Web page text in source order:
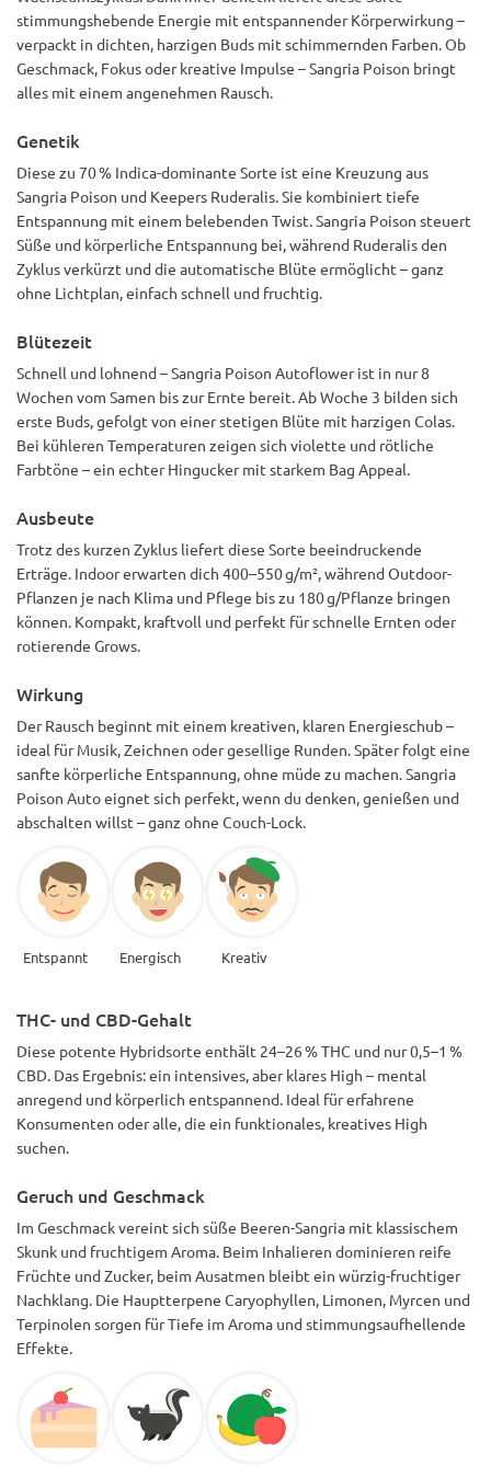
stimmungshebende Energie mit entspannender Körperwirkung –
verpackt in dichten, harzigen Buds mit schimmernden Farben. Ob
Geschmack, Fokus oder kreative Impulse – Sangria Poison bringt
alles mit einem angenehmen Rausch.
Genetik
Diese zu 70 % Indica-dominante Sorte ist eine Kreuzung aus
Sangria Poison und Keepers Ruderalis. Sie kombiniert tiefe
Entspannung mit einem belebenden Twist. Sangria Poison steuert
Süße und körperliche Entspannung bei, während Ruderalis den
Zyklus verkürzt und die automatische Blüte ermöglicht – ganz
ohne Lichtplan, einfach schnell und fruchtig.
Blütezeit
Schnell und lohnend – Sangria Poison Autoflower ist in nur 8
Wochen vom Samen bis zur Ernte bereit. Ab Woche 3 bilden sich
erste Buds, gefolgt von einer stetigen Blüte mit harzigen Colas.
Bei kühleren Temperaturen zeigen sich violette und rötliche
Farbtöne – ein echter Hingucker mit starkem Bag Appeal.
Ausbeute
Trotz des kurzen Zyklus liefert diese Sorte beeindruckende
Erträge. Indoor erwarten dich 400–550 g/m², während Outdoor-
Pflanzen je nach Klima und Pflege bis zu 180 g/Pflanze bringen
können. Kompakt, kraftvoll und perfekt für schnelle Ernten oder
rotierende Grows.
Wirkung
Der Rausch beginnt mit einem kreativen, klaren Energieschub –
ideal für Musik, Zeichnen oder gesellige Runden. Später folgt eine
sanfte körperliche Entspannung, ohne müde zu machen. Sangria
Poison Auto eignet sich perfekt, wenn du denken, genießen und
abschalten willst – ganz ohne Couch-Lock.
Entspannt Energisch Kreativ
THC- und CBD-Gehalt
Diese potente Hybridsorte enthält 24–26 % THC und nur 0,5–1 %
CBD. Das Ergebnis: ein intensives, aber klares High – mental
anregend und körperlich entspannend. Ideal für erfahrene
Konsumenten oder alle, die ein funktionales, kreatives High
suchen.
Geruch und Geschmack
Im Geschmack vereint sich süße Beeren-Sangria mit klassischem
Skunk und fruchtigem Aroma. Beim Inhalieren dominieren reife
Früchte und Zucker, beim Ausatmen bleibt ein würzig-fruchtiger
Nachklang. Die Hauptterpene Caryophyllen, Limonen, Myrcen und
Terpinolen sorgen für Tiefe im Aroma und stimmungsaufhellende
Effekte.